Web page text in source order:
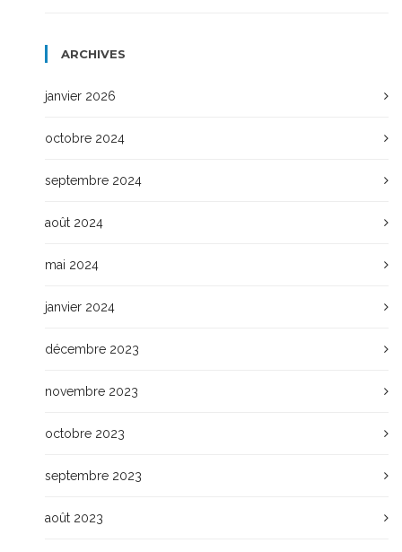
ARCHIVES
janvier 2026
octobre 2024
septembre 2024
août 2024
mai 2024
janvier 2024
décembre 2023
novembre 2023
octobre 2023
septembre 2023
août 2023